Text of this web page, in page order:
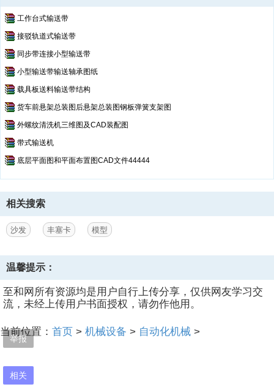
相关
举报
工作台式输送带
接驳轨道式输送带
同步带连接小型输送带
小型输送带输送轴承图纸
载具板送料输送带结构
货车前悬架总装图后悬架总装图钢板弹簧支架图
外螺纹清洗机三维图及CAD装配图
带式输送机
底层平面图和平面布置图CAD文件44444
相关搜索
沙发 丰塞卡 模型
温馨提示：
至和网所有资源均是用户自行上传分享，仅供网友学习交
流，未经上传用户书面授权，请勿作他用。
当前位置： 首页 > 机械设备 > 自动化机械 >